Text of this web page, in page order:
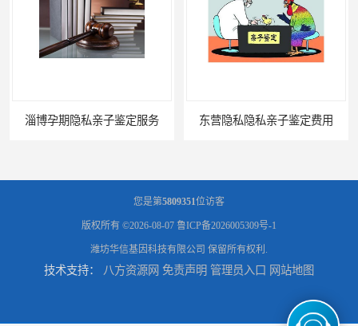
私亲子鉴定服务 东营隐私隐私亲子鉴定费用
滨州无创隐私亲子鉴定费用 聊城正规隐私亲子鉴定价格
您是第5809351位访客
版权所有 ©2026-08-07 鲁ICP备2026005309号-1
潍坊华信基因科技有限公司 保留所有权利.
技术支持： 八方资源网 免责声明 管理员入口 网站地图